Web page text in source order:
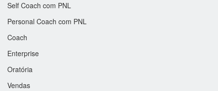
Self Coach com PNL
Personal Coach com PNL
Coach
Enterprise
Oratória
Vendas